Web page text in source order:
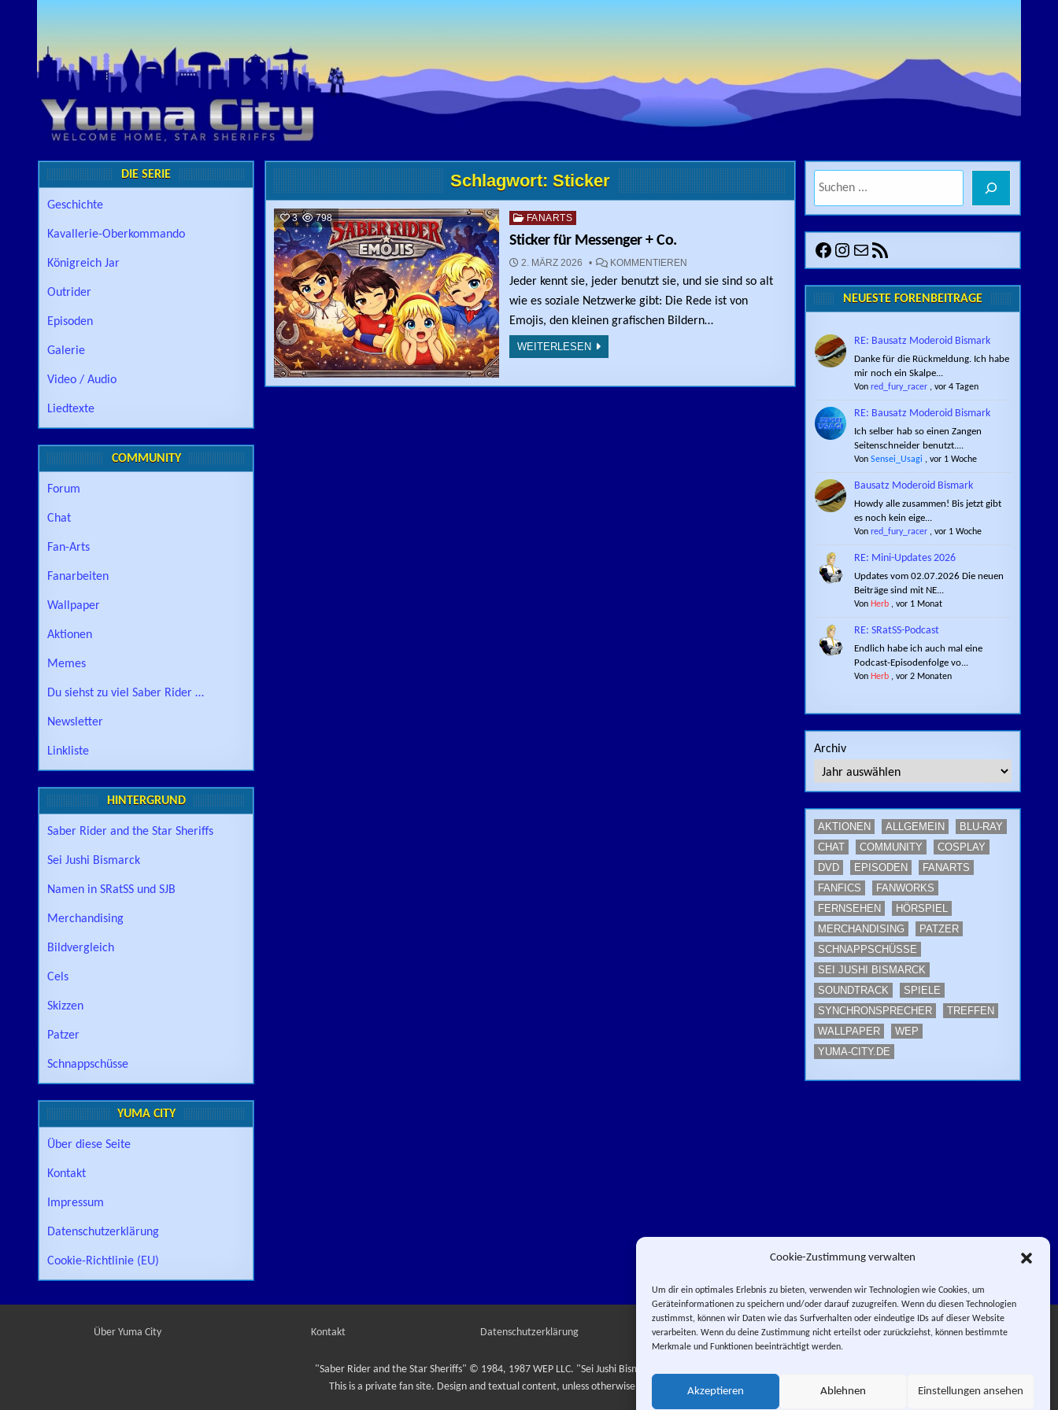
Cookie-Zustimmung verwalten
Um dir ein optimales Erlebnis zu bieten, verwenden wir Technologien wie Cookies, um
Geräteinformationen zu speichern und/oder darauf zuzugreifen. Wenn du diesen Technologien
zustimmst, können wir Daten wie das Surfverhalten oder eindeutige IDs auf dieser Website
verarbeiten. Wenn du deine Zustimmung nicht erteilst oder zurückziehst, können bestimmte
Merkmale und Funktionen beeinträchtigt werden.
Akzeptieren Ablehnen Einstellungen ansehen
Schlagwort: Sticker
3 798 Posted in
FANARTS
Sticker für Messenger + Co.
2. MÄRZ 2026 KOMMENTIEREN
Jeder kennt sie, jeder benutzt sie, und sie sind so alt
wie es soziale Netzwerke gibt: Die Rede ist von
Emojis, den kleinen grafischen Bildern…
WEITERLESEN
DIE SERIE
Geschichte
Kavallerie-Oberkommando
Königreich Jar
Outrider
Episoden
Galerie
Video / Audio
Liedtexte
COMMUNITY
Forum
Chat
Fan-Arts
Fanarbeiten
Wallpaper
Aktionen
Memes
Du siehst zu viel Saber Rider …
Newsletter
Linkliste
HINTERGRUND
Saber Rider and the Star Sheriffs
Sei Jushi Bismarck
Namen in SRatSS und SJB
Merchandising
Bildvergleich
Cels
Skizzen
Patzer
Schnappschüsse
YUMA CITY
Über diese Seite
Kontakt
Impressum
Datenschutzerklärung
Cookie-Richtlinie (EU)
Facebook
Instagram
E-MailRSS-Feed
NEUESTE FORENBEITRÄGE
RE: Bausatz Moderoid Bismark
Danke für die Rückmeldung. Ich habe
mir noch ein Skalpe...
Von red_fury_racer, vor 4 Tagen
RE: Bausatz Moderoid Bismark
Ich selber hab so einen Zangen
Seitenschneider benutzt....
Von Sensei_Usagi , vor 1 Woche
Bausatz Moderoid Bismark
Howdy alle zusammen! Bis jetzt gibt
es noch kein eige...
Von red_fury_racer, vor 1 Woche
RE: Mini-Updates 2026
Updates vom 02.07.2026 Die neuen
Beiträge sind mit NE...
Von Herb, vor 1 Monat
RE: SRatSS-Podcast
Endlich habe ich auch mal eine
Podcast-Episodenfolge vo...
Von Herb, vor 2 Monaten
Archiv
AKTIONEN ALLGEMEIN
BLU-RAY
CHAT
COMMUNITY
COSPLAY
DVD
EPISODEN
FANARTS
FANFICS
FANWORKS
FERNSEHEN
HÖRSPIEL
MERCHANDISING
PATZER
SCHNAPPSCHÜSSE
SEI JUSHI BISMARCK
SOUNDTRACK
SPIELE
SYNCHRONSPRECHER
TREFFEN
WALLPAPER
WEP
YUMA-CITY.DE
Über Yuma City Kontakt Datenschutzerklärung Impressum Facebook
Instagram
E-Mail
RSS-Feed
"Saber Rider and the Star Sheriffs" © 1984, 1987 WEP LLC. "Sei Jushi Bismarck" © 1984 PIERROT.
This is a private fan site. Design and textual content, unless otherwise stated, © Yuma City.